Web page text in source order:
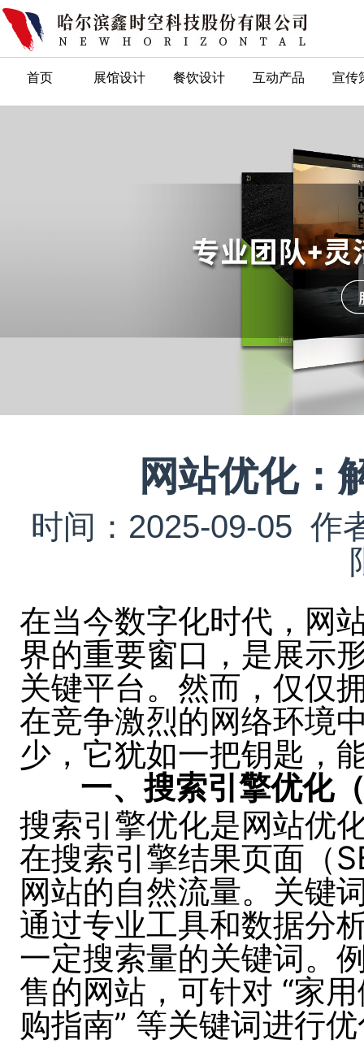
首页 展馆设计 餐饮设计 互动产品 宣传
网站优化：
时间：2025-09-05 作
在当今数字化时代，网
界的重要窗口，是展示
关键平台。然而，仅仅
在竞争激烈的网络环境
少，它犹如一把钥匙，
一、搜索引擎优化
搜索引擎优化是网站优
在搜索引擎结果页面（
网站的自然流量。关键
通过专业工具和数据分
一定搜索量的关键词。
售的网站，可针对 “家
购指南” 等关键词进行